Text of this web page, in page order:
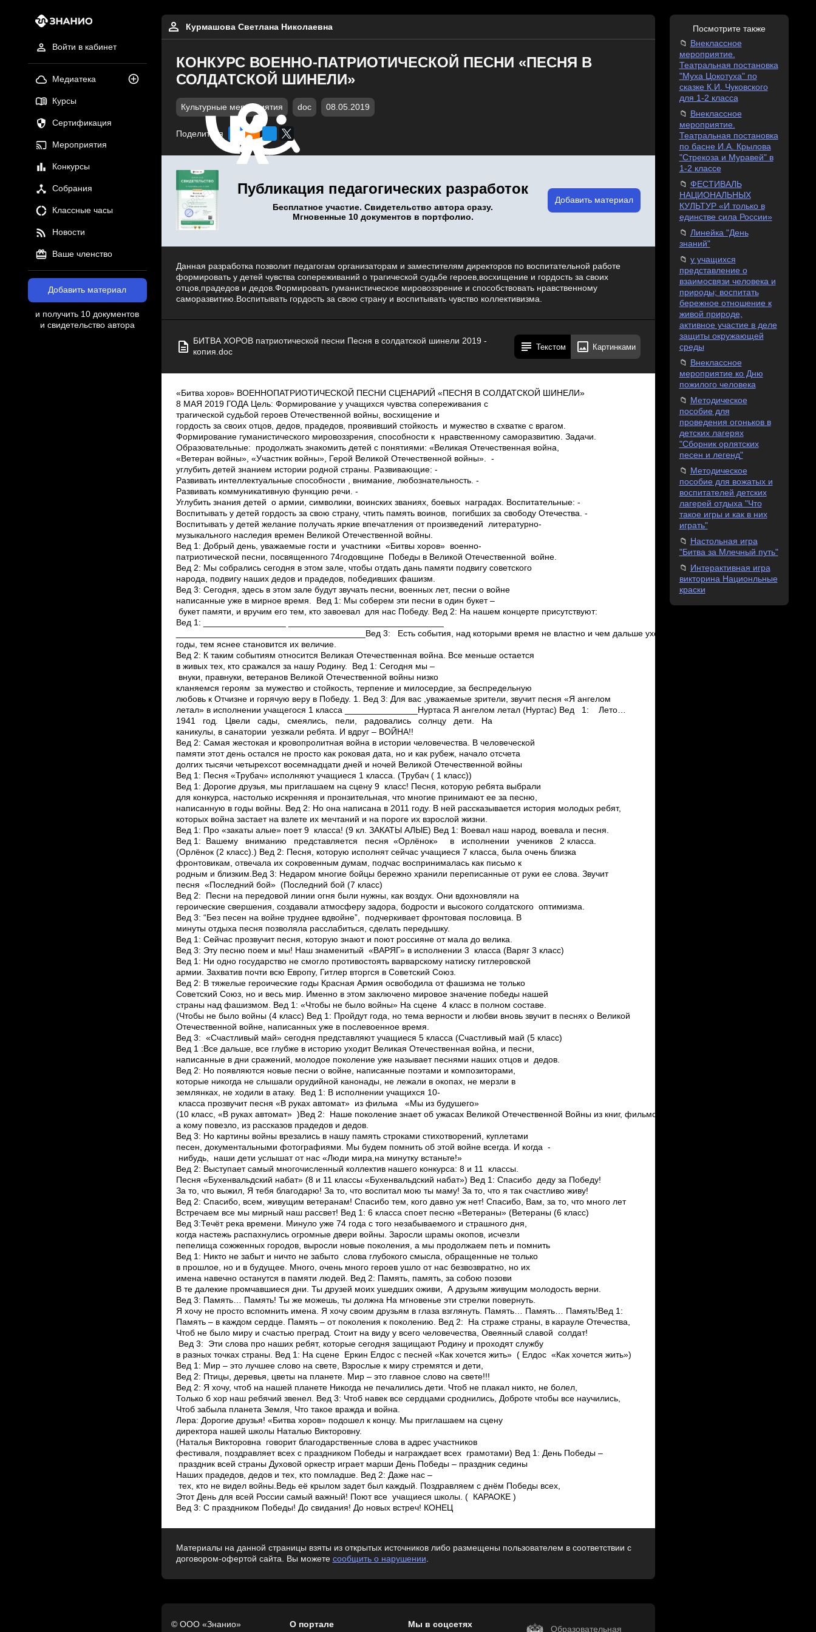
Войти в кабинет
Медиатека
Курсы
Сертификация
Мероприятия
Конкурсы
Собрания
Классные часы
Новости
Ваше членство
Добавить материал
и получить 10 документов
и свидетельство автора
Курмашова Светлана Николаевна
КОНКУРС ВОЕННО-ПАТРИОТИЧЕСКОЙ ПЕСНИ «ПЕСНЯ В
СОЛДАТСКОЙ ШИНЕЛИ»
Культурные мероприятия doc 08.05.2019
Поделиться
Публикация педагогических разработок
Бесплатное участие. Свидетельство автора сразу.
Мгновенные 10 документов в портфолио.
Добавить материал
Данная разработка позволит педагогам организаторам и заместителям директоров по воспитательной работе
формировать у детей чувства сопереживаний о трагической судьбе героев,восхищение и гордость за своих
отцов,прадедов и дедов.Формировать гуманистическое мировоззрение и способствовать нравственному
саморазвитию.Воспитывать гордость за свою страну и воспитывать чувство коллективизма.
БИТВА ХОРОВ патриотической песни Песня в солдатской шинели 2019 -
копия.doc
Текстом Картинками
«Битва хоров» ВОЕННО­ПАТРИОТИЧЕСКОЙ ПЕСНИ СЦЕНАРИЙ «ПЕСНЯ В СОЛДАТСКОЙ ШИНЕЛИ»
8 МАЯ 2019 ГОДА Цель: Формирование у учащихся чувства сопереживания с
трагической судьбой героев Отечественной войны, восхищение и
гордость за своих отцов, дедов, прадедов, проявивший стойкость и мужество в схватке с врагом.
Формирование гуманистического мировоззрения, способности к нравственному саморазвитию. Задачи.
Образовательные: ­продолжать знакомить детей с понятиями: «Великая Отечественная война,
«Ветеран войны», «Участник войны», Герой Великой Отечественной войны». ­
углубить детей знанием истории родной страны. Развивающие: ­
Развивать интеллектуальные способности , внимание, любознательность. ­
Развивать коммуникативную функцию речи. ­
Углубить знания детей о армии, символики, воинских званиях, боевых наградах. Воспитательные: ­
Воспитывать у детей гордость за свою страну, чтить память воинов, погибших за свободу Отечества. ­
Воспитывать у детей желание получать яркие впечатления от произведений литературно­
музыкального наследия времен Великой Отечественной войны.
Вед 1: Добрый день, уважаемые гости и участники «Битвы хоров» военно­
патриотической песни, посвященного 74­годовщине Победы в Великой Отечественной войне.
Вед 2: Мы собрались сегодня в этом зале, чтобы отдать дань памяти подвигу советского
народа, подвигу наших дедов и прадедов, победивших фашизм.
Вед 3: Сегодня, здесь в этом зале будут звучать песни, военных лет, песни о войне
написанные уже в мирное время. Вед 1: Мы соберем эти песни в один букет –
букет памяти, и вручим его тем, кто завоевал для нас Победу. Вед 2: На нашем концерте присутствуют:
Вед 1: _________________ ________________________________
_______________________________________Вед 3: Есть события, над которыми время не властно и чем дальше уходят в прошлое
годы, тем яснее становится их величие.
Вед 2: К таким событиям относится Великая Отечественная война. Все меньше остается
в живых тех, кто сражался за нашу Родину. Вед 1: Сегодня мы –
внуки, правнуки, ветеранов Великой Отечественной войны низко
кланяемся героям за мужество и стойкость, терпение и милосердие, за беспредельную
любовь к Отчизне и горячую веру в Победу. 1. Вед 3: Для вас ,уважаемые зрители, звучит песня «Я ангелом
летал» в исполнении учащегося 1 класса _______________Нуртаса Я ангелом летал (Нуртас) Вед 1: Лето…
1941 год. Цвели сады, смеялись, пели, радовались солнцу дети. На
каникулы, в санатории уезжали ребята. И вдруг – ВОЙНА!!
Вед 2: Самая жестокая и кровопролитная война в истории человечества. В человеческой
памяти этот день остался не просто как роковая дата, но и как рубеж, начало отсчета
долгих тысячи четырехсот восемнадцати дней и ночей Великой Отечественной войны
Вед 1: Песня «Трубач» исполняют учащиеся 1 класса. (Трубач ( 1 класс))
Вед 1: Дорогие друзья, мы приглашаем на сцену 9 класс! Песня, которую ребята выбрали
для конкурса, настолько искренняя и пронзительная, что многие принимают ее за песню,
написанную в годы войны. Вед 2: Но она написана в 2011 году. В ней рассказывается история молодых ребят,
которых война застает на взлете их мечтаний и на пороге их взрослой жизни.
Вед 1: Про «закаты алые» поет 9 класса! (9 кл. ЗАКАТЫ АЛЫЕ) Вед 1: Воевал наш народ, воевала и песня.
Вед 1: Вашему вниманию представляется песня «Орлёнок» в исполнении учеников 2 класса.
(Орлёнок (2 класс).) Вед 2: Песня, которую исполнят сейчас учащиеся 7 класса, была очень близка
фронтовикам, отвечала их сокровенным думам, подчас воспринималась как письмо к
родным и близким.Вед 3: Недаром многие бойцы бережно хранили переписанные от руки ее слова. Звучит
песня «Последний бой» (Последний бой (7 класс)
Вед 2: Песни на передовой линии огня были нужны, как воздух. Они вдохновляли на
героические свершения, создавали атмосферу задора, бодрости и высокого солдатского оптимизма.
Вед 3: “Без песен на войне труднее вдвойне”, ­ подчеркивает фронтовая пословица. В
минуты отдыха песня позволяла расслабиться, сделать передышку.
Вед 1: Сейчас прозвучит песня, которую знают и поют россияне от мала до велика.
Вед 3: Эту песню поем и мы! Наш знаменитый «ВАРЯГ» в исполнении 3 класса (Варяг 3 класс)
Вед 1: Ни одно государство не смогло противостоять варварскому натиску гитлеровской
армии. Захватив почти всю Европу, Гитлер вторгся в Советский Союз.
Вед 2: В тяжелые героические годы Красная Армия освободила от фашизма не только
Советский Союз, но и весь мир. Именно в этом заключено мировое значение победы нашей
страны над фашизмом. Вед 1: «Чтобы не было войны» На сцене 4 класс в полном составе.
(Чтобы не было войны (4 класс) Вед 1: Пройдут года, но тема верности и любви вновь звучит в песнях о Великой
Отечественной войне, написанных уже в послевоенное время.
Вед 3: «Счастливый май» сегодня представляют учащиеся 5 класса (Счастливый май (5 класс)
Вед 1 :Все дальше, все глубже в историю уходит Великая Отечественная война, и песни,
написанные в дни сражений, молодое поколение уже называет песнями наших отцов и дедов.
Вед 2: Но появляются новые песни о войне, написанные поэтами и композиторами,
которые никогда не слышали орудийной канонады, не лежали в окопах, не мерзли в
землянках, не ходили в атаку. Вед 1: В исполнении учащихся 10­
класса прозвучит песня «В руках автомат» из фильма «Мы из будушего»
(10 класс, «В руках автомат» )Вед 2: Наше поколение знает об ужасах Великой Отечественной Войны из книг, фильмов,
а кому повезло, из рассказов прадедов и дедов.
Вед 3: Но картины войны врезались в нашу память строками стихотворений, куплетами
песен, документальными фотографиями. Мы будем помнить об этой войне всегда. И когда ­
нибудь, наши дети услышат от нас «Люди мира,на минутку встаньте!»
Вед 2: Выступает самый многочисленный коллектив нашего конкурса: 8 и 11 классы.
Песня «Бухенвальдский набат» (8 и 11 классы «Бухенвальдский набат») Вед 1: Спасибо деду за Победу!
За то, что выжил, Я тебя благодарю! За то, что воспитал мою ты маму! За то, что я так счастливо живу!
Вед 2: Спасибо, всем, живущим ветеранам! Спасибо тем, кого давно уж нет! Спасибо, Вам, за то, что много лет
Встречаем все мы мирный наш рассвет! Вед 1: 6 класса споет песню «Ветераны» (Ветераны (6 класс)
Вед 3:Течёт река времени. Минуло уже 74 года с того незабываемого и страшного дня,
когда настежь распахнулись огромные двери войны. Заросли шрамы окопов, исчезли
пепелища сожженных городов, выросли новые поколения, а мы продолжаем петь и помнить
Вед 1: Никто не забыт и ничто не забыто ­ слова глубокого смысла, обращенные не только
в прошлое, но и в будущее. Много, очень много героев ушло от нас безвозвратно, но их
имена навечно останутся в памяти людей. Вед 2: Память, память, за собою позови
В те далекие промчавшиеся дни. Ты друзей моих ушедших оживи, А друзьям живущим молодость верни.
Вед 3: Память… Память! Ты же можешь, ты должна На мгновенье эти стрелки повернуть.
Я хочу не просто вспомнить имена. Я хочу своим друзьям в глаза взглянуть. Память… Память… Память!Вед 1:
Память – в каждом сердце. Память – от поколения к поколению. Вед 2: На страже страны, в карауле Отечества,
Чтоб не было миру и счастью преград. Стоит на виду у всего человечества, Овеянный славой солдат!
Вед 3: Эти слова про наших ребят, которые сегодня защищают Родину и проходят службу
в разных точках страны. Вед 1: На сцене Еркин Елдос с песней «Как хочется жить» ( Елдос «Как хочется жить»)
Вед 1: Мир – это лучшее слово на свете, Взрослые к миру стремятся и дети,
Вед 2: Птицы, деревья, цветы на планете. Мир – это главное слово на свете!!!
Вед 2: Я хочу, чтоб на нашей планете Никогда не печалились дети. Чтоб не плакал никто, не болел,
Только б хор наш ребячий звенел. Вед 3: Чтоб навек все сердцами сроднились, Доброте чтобы все научились,
Чтоб забыла планета Земля, Что такое вражда и война.
Лера: Дорогие друзья! «Битва хоров» подошел к концу. Мы приглашаем на сцену
директора нашей школы Наталью Викторовну.
(Наталья Викторовна говорит благодарственные слова в адрес участников
фестиваля, поздравляет всех с праздником Победы и награждает всех грамотами) Вед 1: День Победы –
праздник всей страны Духовой оркестр играет марши День Победы – праздник седины
Наших прадедов, дедов и тех, кто помладше. Вед 2: Даже нас –
тех, кто не видел войны.Ведь её крылом задет был каждый. Поздравляем с днём Победы всех,
Этот День для всей России самый важный! Поют все учащиеся школы. ( КАРАОКЕ )
Вед 3: С праздником Победы! До свидания! До новых встреч! КОНЕЦ
Материалы на данной страницы взяты из открытых источников либо размещены пользователем в соответствии с
договором-офертой сайта. Вы можете сообщить о нарушении.
© ООО «Знанио» О портале Мы в соцсетях
Образовательная
Посмотрите также
Внеклассное
мероприятие.
Театральная постановка
"Муха Цокотуха" по
сказке К.И. Чуковского
для 1-2 класса
Внеклассное
мероприятие.
Театральная постановка
по басне И.А. Крылова
"Стрекоза и Муравей" в
1-2 классе
ФЕСТИВАЛЬ
НАЦИОНАЛЬНЫХ
КУЛЬТУР «И только в
единстве сила России»
Линейка "День
знаний"
у учащихся
представление о
взаимосвязи человека и
природы; воспитать
бережное отношение к
живой природе,
активное участие в деле
защиты окружающей
среды
Внеклассное
мероприятие ко Дню
пожилого человека
Методическое
пособие для
проведения огоньков в
детских лагерях
"Сборник орлятских
песен и легенд"
Методическое
пособие для вожатых и
воспитателей детских
лагерей отдыха "Что
такое игры и как в них
играть"
Настольная игра
"Битва за Млечный путь"
Интерактивная игра
викторина Национльные
краски